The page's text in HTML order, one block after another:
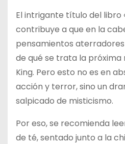
El intrigante título del libro
contribuye a que en la
pensamientos
de qué se trata la próxima
King. Pero esto no es en
acción y terror, sino un
salpicado de misticismo.
Por eso, se recomienda
de té, sentado junto a la